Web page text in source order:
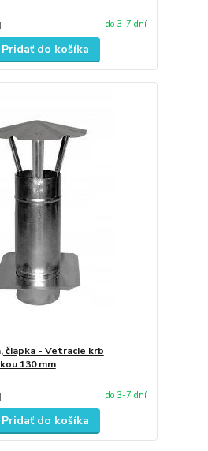
do 3-7 dní
Pridať do košíka
čiapka - Vetracie krb
130 mm
do 3-7 dní
Pridať do košíka